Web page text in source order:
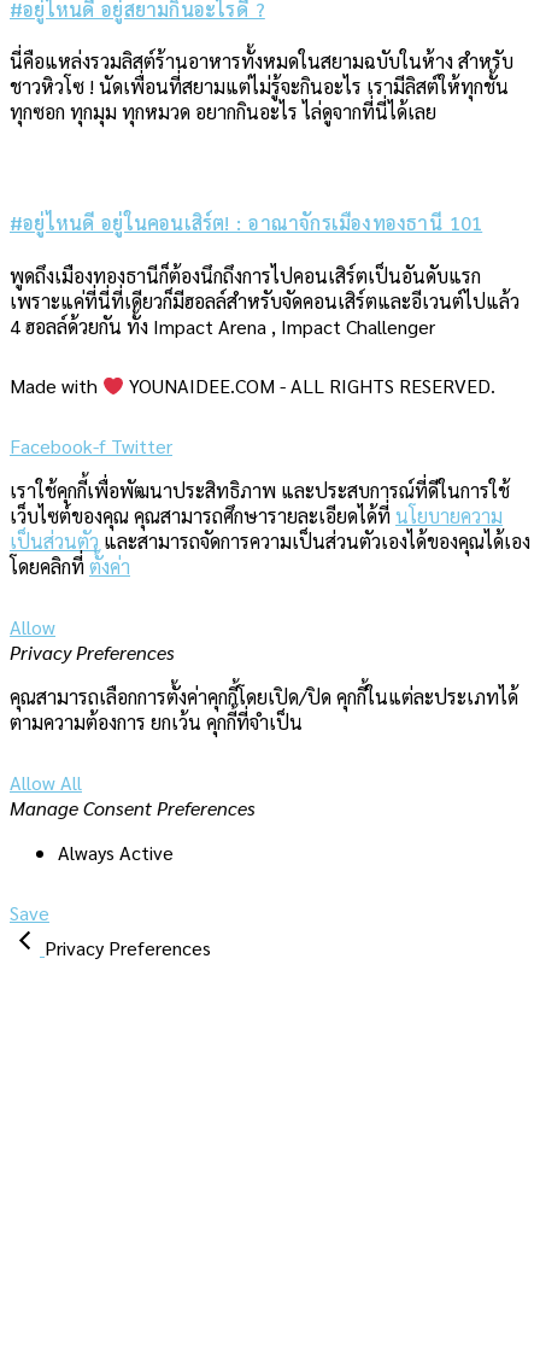
#อยู่ไหนดี อยู่สยามกินอะไรดี ?
นี่คือแหล่งรวมลิสต์ร้านอาหารทั้งหมดในสยามฉบับในห้าง สำหรับ
ชาวหิวโซ ! นัดเพื่อนที่สยามแต่ไม่รู้จะกินอะไร เรามีลิสต์ให้ทุกชั้น
ทุกซอก ทุกมุม ทุกหมวด อยากกินอะไร ไล่ดูจากที่นี่ได้เลย
#อยู่ไหนดี อยู่ในคอนเสิร์ต! : อาณาจักรเมืองทองธานี 101
พูดถึงเมืองทองธานีก็ต้องนึกถึงการไปคอนเสิร์ตเป็นอันดับแรก
เพราะแค่ที่นี่ที่เดียวก็มีฮอลล์สำหรับจัดคอนเสิร์ตและอีเวนต์ไปแล้ว
4 ฮอลล์ด้วยกัน ทั้ง Impact Arena , Impact Challenger
Made with YOUNAIDEE.COM - ALL RIGHTS RESERVED.
Facebook-f Twitter
เราใช้คุกกี้เพื่อพัฒนาประสิทธิภาพ และประสบการณ์ที่ดีในการใช้
เว็บไซต์ของคุณ คุณสามารถศึกษารายละเอียดได้ที่ นโยบายความ
เป็นส่วนตัว และสามารถจัดการความเป็นส่วนตัวเองได้ของคุณได้เอง
โดยคลิกที่ ตั้งค่า
Allow
Privacy Preferences
คุณสามารถเลือกการตั้งค่าคุกกี้โดยเปิด/ปิด คุกกี้ในแต่ละประเภทได้
ตามความต้องการ ยกเว้น คุกกี้ที่จำเป็น
Allow All
Manage Consent Preferences
Always Active
Save
Privacy Preferences